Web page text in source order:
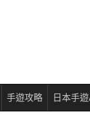
手遊攻略 日本手